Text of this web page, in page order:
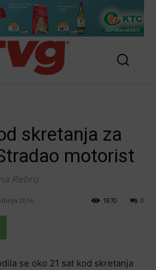
skretanja za
motorist
Rebro
2016. 0
1870
se oko 21 sat kod skretanja